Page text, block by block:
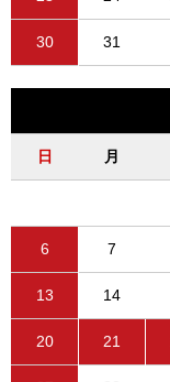
30 31
日 月
6 7
13 14
20 21